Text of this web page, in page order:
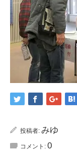
投稿者: みゆ
コメント: 0